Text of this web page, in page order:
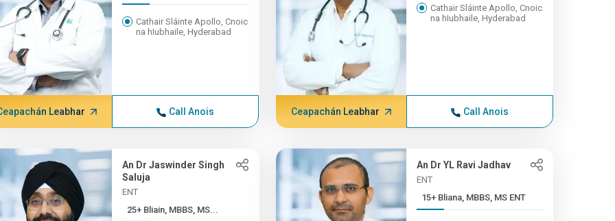
Cathair Sláinte Apollo, Cnoic
na hIubhaile, Hyderabad
Leabhar Call Anois
Cathair Sláinte Apollo, Cnoic
na hIubhaile, Hyderabad
Ceapachán Leabhar Call Anois
An Dr Jaswinder Singh
Saluja
ENT
25+ Bliain, MBBS, MS...
An Dr YL Ravi Jadhav
ENT
15+ Bliana, MBBS, MS ENT